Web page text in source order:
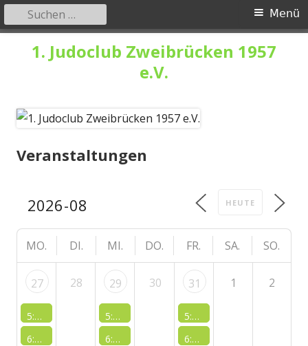
1. Judoclub Zweibrücken 1957
e.V.
Primäres
Menü
Menü
Suchen
nach:
Veranstaltungen
HEUTE
MO. DI. MI. DO. FR. SA. SO.
27
5:00 PM -
Training "Judofun"
6:15 PM -
Training "Wettkampfjudo"
28 29
5:00 PM -
Training "Judofun"
6:15 PM -
Training "Judo-Fun"
30 31
5:00 PM -
6:15 PM -
1 2